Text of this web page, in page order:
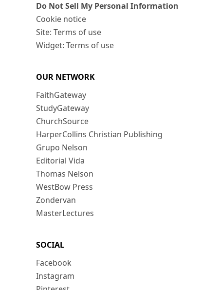
Do Not Sell My Personal Information
Cookie notice
Site: Terms of use
Widget: Terms of use
OUR NETWORK
FaithGateway
StudyGateway
ChurchSource
HarperCollins Christian Publishing
Grupo Nelson
Editorial Vida
Thomas Nelson
WestBow Press
Zondervan
MasterLectures
SOCIAL
Facebook
Instagram